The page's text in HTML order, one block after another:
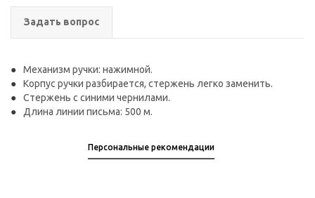
Задать вопрос
Механизм ручки: нажимной.
Корпус ручки разбирается, стержень легко заменить.
Стержень с синими чернилами.
Длина линии письма: 500 м.
Персональные рекомендации